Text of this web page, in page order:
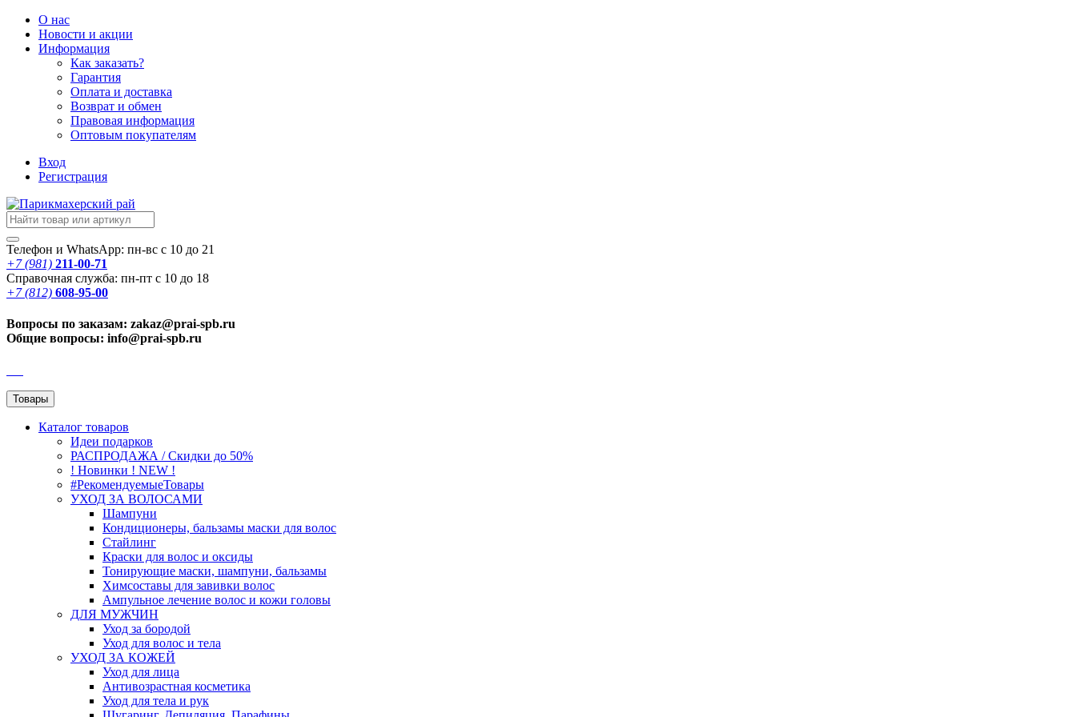
О нас
Новости и акции
Информация
Как заказать?
Гарантия
Оплата и доставка
Возврат и обмен
Правовая информация
Оптовым покупателям
Вход
Регистрация
Телефон и WhatsApp: пн-вс с 10 до 21
+7 (981) 211-00-71
Справочная служба: пн-пт с 10 до 18
+7 (812) 608-95-00
Вопросы по заказам: zakaz@prai-spb.ru
Общие вопросы: info@prai-spb.ru
Товары
Каталог товаров
Идеи подарков
РАСПРОДАЖА / Скидки до 50%
! Новинки ! NEW !
#РекомендуемыеТовары
УХОД ЗА ВОЛОСАМИ
Шампуни
Кондиционеры, бальзамы маски для волос
Стайлинг
Краски для волос и оксиды
Тонирующие маски, шампуни, бальзамы
Химсоставы для завивки волос
Ампульное лечение волос и кожи головы
ДЛЯ МУЖЧИН
Уход за бородой
Уход для волос и тела
УХОД ЗА КОЖЕЙ
Уход для лица
Антивозрастная косметика
Уход для тела и рук